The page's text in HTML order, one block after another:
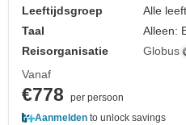
Leeftijdsgroep
Alle
Taal
Alleen:
Reisorganisatie
Globus
Vanaf
€778
per persoon
Aanmelden to unlock savings